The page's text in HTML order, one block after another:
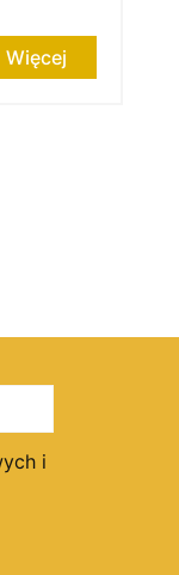
Więcej
i